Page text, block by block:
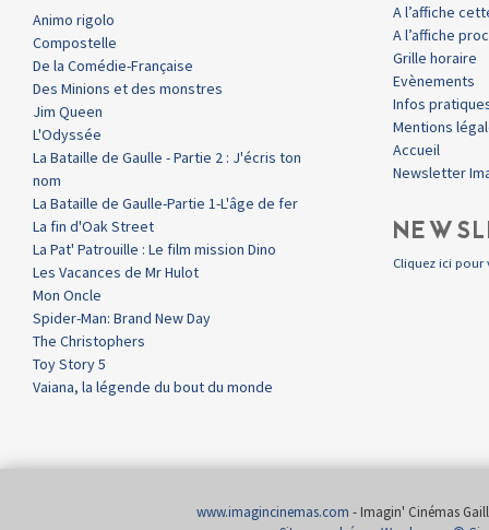
Animo rigolo
Compostelle
De la Comédie-Française
Des Minions et des monstres
Jim Queen
L'Odyssée
La Bataille de Gaulle - Partie 2 : J'écris ton
nom
La Bataille de Gaulle-Partie 1-L'âge de fer
La fin d'Oak Street
La Pat' Patrouille : Le film mission Dino
Les Vacances de Mr Hulot
Mon Oncle
Spider-Man: Brand New Day
The Christophers
Toy Story 5
Vaiana, la légende du bout du monde
A l’affiche
A l’affiche
Grille horaire
Evènements
Infos
Mentions
Accueil
Newsletter
Cliquez ici pour
www.imagincinemas.com - Imagin' Cinémas